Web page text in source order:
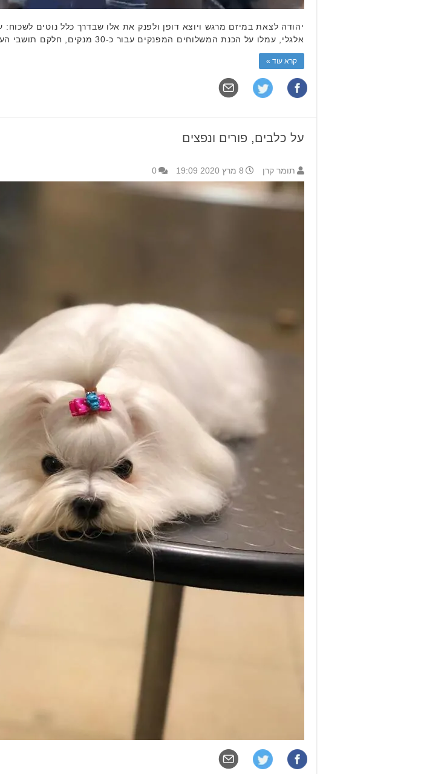
יהודה לצאת במיזם מרגש ויוצא דופן ולפנק את אלו שבדרך כלל נוטים לשכוח:
אלגלי, עמלו על הכנת המשלוחים המפנקים עבור כ-30 מנקים, חלקם תושבי העיר, ודאגו לחלק אותם בסיוע אגף שפ"ע בעירייה. הצטרפו …
קרא עוד »
על כלבים, פורים ונפצים
תומר קרן 8 מרץ 2020 19:09 0